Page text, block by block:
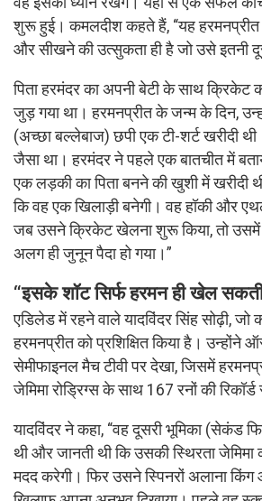
शुरू हुई। कमलदीश कहते हैं, “यह हरमनप्रीत
और सीखने की उत्सुकता ही है जो उसे इतनी
पिता हरमंदर का अपनी बेटी के साथ क्रिकेट
जुड़ गया था। हरमनप्रीत के जन्म के दिन,
(अच्छा बल्लेबाज) छपी एक टी-शर्ट खरीदी
जैसा था। हरमंदर ने पहले एक बातचीत में
एक लड़की का पिता बनने की खुशी में खरीदी
कि वह एक खिलाड़ी बनेगी। वह हॉकी और
जब उसने क्रिकेट खेलना शुरू किया, तो
अलग ही जुनून पैदा हो गया।”
“इसके शॉट सिर्फ हरमन ही खेल
एडिलेड में रहने वाले यादविंदर सिंह सोढ़ी,
हरमनप्रीत को प्रशिक्षित किया है। उन्होंने
सेमीफाइनल मैच टीवी पर देखा, जिसमें
जेमिमा रोड्रिग्स के साथ 167 रनों की रिकॉर्ड
यादविंदर ने कहा, “वह दूसरी भूमिका (सेकंड
थी और जानती थी कि उसकी स्थिरता
मदद करेगी। फिर उसने स्पिनरों अलाना